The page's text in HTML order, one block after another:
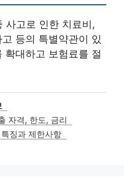
사고로 인한 치료비,
등의 특별약관이 있
확대하고 보험료를 절
자격, 한도, 금리
징과 제한사항